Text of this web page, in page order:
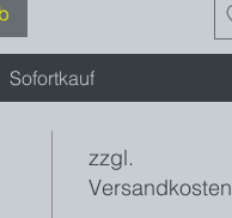
Sofortkauf
zzgl.
Versandkosten